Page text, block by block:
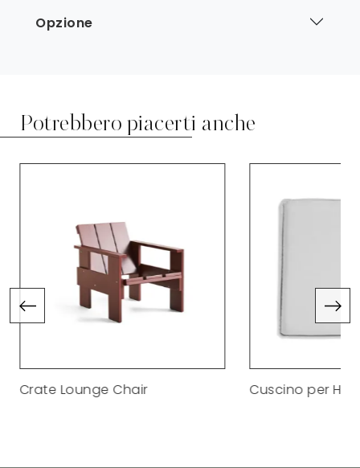
Opzione
Potrebbero piacerti anche
Crate Lounge Chair Cuscino per